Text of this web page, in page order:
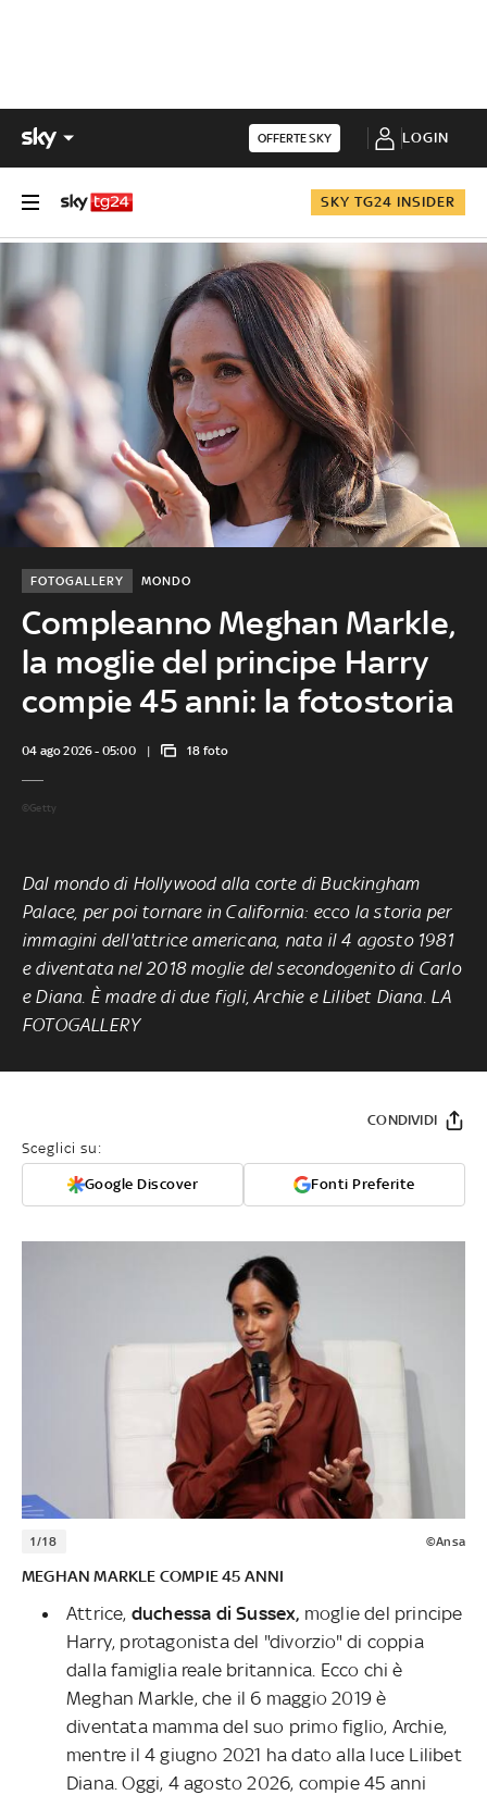
OFFERTE SKY LOGIN
SKY TG24 INSIDER
Compleanno Meghan Markle,
la moglie del principe Harry
compie 45 anni: la fotostoria
MONDO
FOTOGALLERY
04 ago 2026 - 05:00 18 foto
©Getty
Dal mondo di Hollywood alla corte di Buckingham
Palace, per poi tornare in California: ecco la storia per
immagini dell'attrice americana, nata il 4 agosto 1981
e diventata nel 2018 moglie del secondogenito di Carlo
e Diana. È madre di due figli, Archie e Lilibet Diana. LA
FOTOGALLERY
Sceglici su:
Google Discover Fonti Preferite
CONDIVIDI
1/18 ©Ansa
MEGHAN MARKLE COMPIE 45 ANNI
Attrice, duchessa di Sussex, moglie del principe
Harry, protagonista del "divorzio" di coppia
dalla famiglia reale britannica. Ecco chi è
Meghan Markle, che il 6 maggio 2019 è
diventata mamma del suo primo figlio, Archie,
mentre il 4 giugno 2021 ha dato alla luce Lilibet
Diana. Oggi, 4 agosto 2026, compie 45 anni